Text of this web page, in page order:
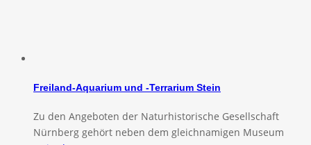
Freiland-Aquarium und -Terrarium Stein
Zu den Angeboten der Naturhistorische Gesellschaft
Nürnberg gehört neben dem gleichnamigen Museum